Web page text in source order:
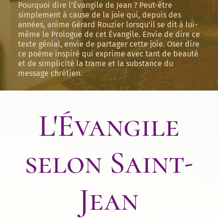
Pourquoi dire l'Évangile de Jean ? Peut-être
simplement à cause de la joie qui, depuis des
années, anime Gérard Rouzier lorsqu'il se dit à lui-
même le Prologue de cet Évangile. Envie de dire ce
texte génial, envie de partager cette joie. Oser dire
ce poème inspiré qui exprime avec tant de beauté
et de simplicité la trame et la substance du
message chrétien.
L'Évangile
selon Saint-
Jean